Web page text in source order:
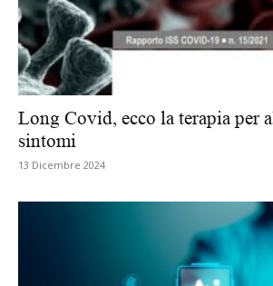
Long Covid, ecco la terapia per
sintomi
13 Dicembre 2024